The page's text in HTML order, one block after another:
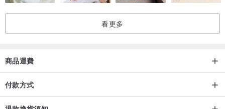
看更多
商品運費
付款方式